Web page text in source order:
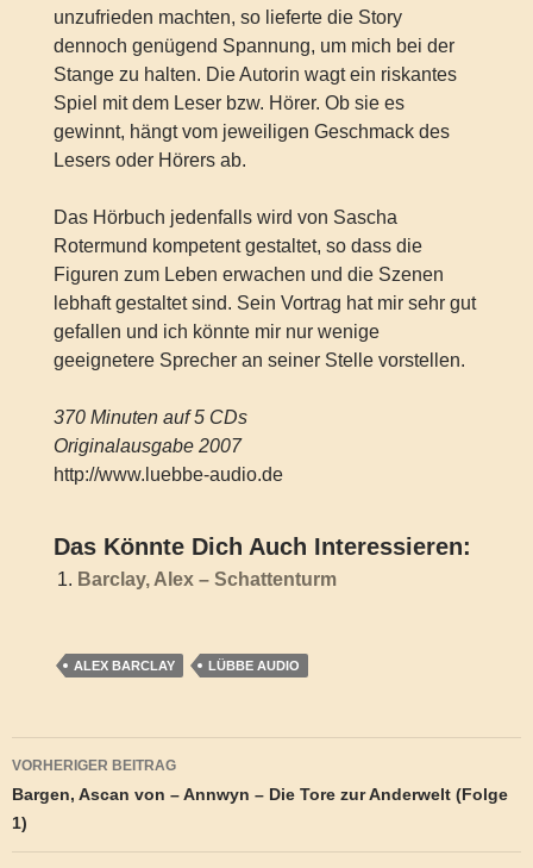
unzufrieden machten, so lieferte die Story
dennoch genügend Spannung, um mich bei der
Stange zu halten. Die Autorin wagt ein riskantes
Spiel mit dem Leser bzw. Hörer. Ob sie es
gewinnt, hängt vom jeweiligen Geschmack des
Lesers oder Hörers ab.
Das Hörbuch jedenfalls wird von Sascha
Rotermund kompetent gestaltet, so dass die
Figuren zum Leben erwachen und die Szenen
lebhaft gestaltet sind. Sein Vortrag hat mir sehr gut
gefallen und ich könnte mir nur wenige
geeignetere Sprecher an seiner Stelle vorstellen.
370 Minuten auf 5 CDs
Originalausgabe 2007
http://www.luebbe-audio.de
Das Könnte Dich Auch Interessieren:
Barclay, Alex – Schattenturm
ALEX BARCLAY LÜBBE AUDIO
Beitragsnavigation
VORHERIGER BEITRAG
Bargen, Ascan von – Annwyn – Die Tore zur Anderwelt (Folge
1)